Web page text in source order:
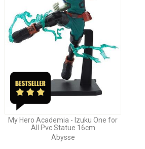
My Hero Academia - Izuku One for
All Pvc Statue 16cm
Abysse